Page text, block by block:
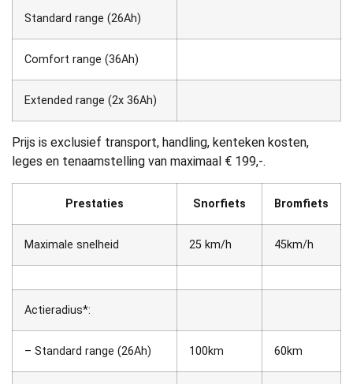
Standard range (26Ah)
Comfort range (36Ah)
Extended range (2x 36Ah)
Prijs is exclusief transport, handling, kenteken kosten,
leges en tenaamstelling van maximaal € 199,-.
Prestaties Snorfiets Bromfiets
Maximale snelheid 25 km/h 45km/h
Actieradius*:
– Standard range (26Ah) 100km 60km